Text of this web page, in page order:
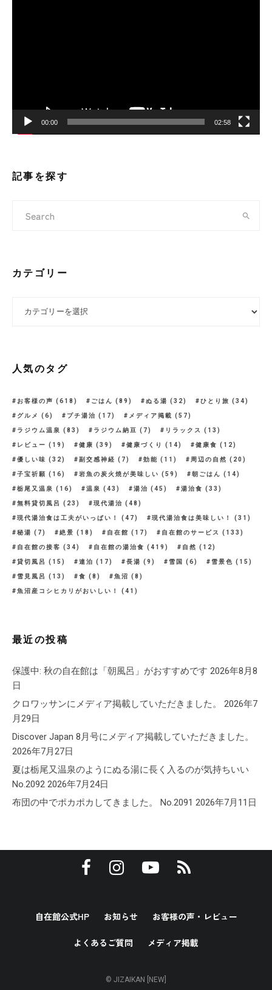
00:00 02:58
記事を探す
カテゴリー
人気のタグ
お客様の声 (618) ごはん (89) ぬる湯 (32) ひとり旅 (34)
グルメ (6) プチ湯治 (17) メディア掲載 (57)
ラジウム温泉 (83) ラジウム納豆 (7) リラックス (13)
レビュー (19) 健康 (39) 健康づくり (14) 健康食 (12)
優しい味 (32) 副交感神経 (7) 効能 (11) 周辺の自然 (20)
子宝祈願 (16) 岩魚の炭火焼が美味しい (59) 朝ごはん (14)
栃尾又温泉 (16) 温泉 (43) 湯治 (45) 湯治食 (33)
無料貸切風呂 (23) 現代湯治 (48)
現代湯治食は工夫がいっぱい！ (47) 現代湯治食は美味しい！ (31)
秘湯 (7) 絶景 (18) 自在館 (17) 自在館のサービス (133)
自在館の接客 (34) 自在館の湯治食 (419) 自然 (12)
貸切風呂 (15) 連泊 (17) 長湯 (9) 雪国 (6) 雪景色 (15)
雪見風呂 (13) 食 (8) 魚沼 (8)
魚沼産コシヒカリがおいしい！ (41)
最近の投稿
保護中: 秋の自在館は「朝風呂」がおすすめです 2026年8月8
日
クロワッサンにメディア掲載していただきました。
2026年7
月29日
Discover Japan 8月号にメディア掲載していただきました。
2026年7月27日
夏は栃尾又温泉のようにぬる湯に長く入るのが気持ちいい
No.2092 2026年7月24日
布団の中でポカポカしてきました。 No.2091 2026年7月11日
自在館公式HP お知らせ お客様の声・レビュー
よくあるご質問 メディア掲載
© JIZAIKAN [NEW]